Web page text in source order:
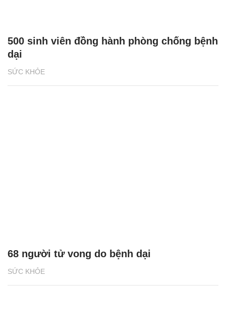
SỨC KHỎE
500 sinh viên đồng hành phòng chống bệnh
dại
SỨC KHỎE
68 người tử vong do bệnh dại